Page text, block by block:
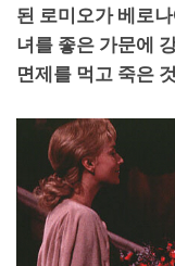
된 로미오가 베로
녀를 좋은 가문에
면제를 먹고 죽은